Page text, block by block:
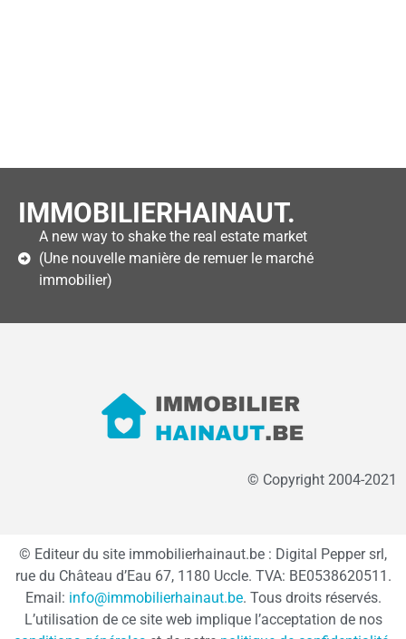
IMMOBILIERHAINAUT.
A new way to shake the real estate market
(Une nouvelle manière de remuer le marché
immobilier)
© Copyright 2004-2021
© Editeur du site immobilierhainaut.be : Digital Pepper srl,
rue du Château d’Eau 67, 1180 Uccle. TVA: BE0538620511.
Email: info@immobilierhainaut.be. Tous droits réservés.
L’utilisation de ce site web implique l’acceptation de nos